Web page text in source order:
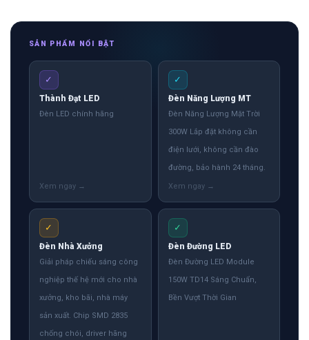
SẢN PHẨM NỔI BẬT
✓
Thành Đạt LED
Đèn LED chính hãng
✓
Đèn Năng Lượng MT
Đèn Năng Lượng Mặt Trời
300W Lắp đặt không cần
điện lưới, không cần đào
đường, bảo hành 24 tháng.
✓
Đèn Nhà Xưởng
Giải pháp chiếu sáng công
nghiệp thế hệ mới cho nhà
xưởng, kho bãi, nhà máy
sản xuất. Chip SMD 2835
chống chói, driver hãng
✓
Đèn Đường LED
Đèn Đường LED Module
150W TD14 Sáng Chuẩn,
Bền Vượt Thời Gian